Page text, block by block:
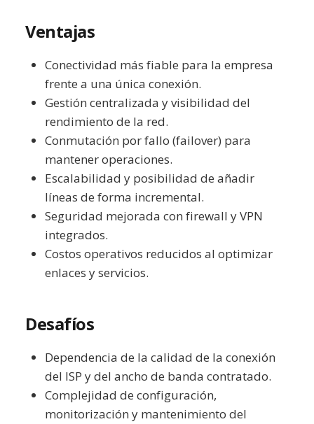
Ventajas
Conectividad más fiable para la empresa
frente a una única conexión.
Gestión centralizada y visibilidad del
rendimiento de la red.
Conmutación por fallo (failover) para
mantener operaciones.
Escalabilidad y posibilidad de añadir
líneas de forma incremental.
Seguridad mejorada con firewall y VPN
integrados.
Costos operativos reducidos al optimizar
enlaces y servicios.
Desafíos
Dependencia de la calidad de la conexión
del ISP y del ancho de banda contratado.
Complejidad de configuración,
monitorización y mantenimiento del